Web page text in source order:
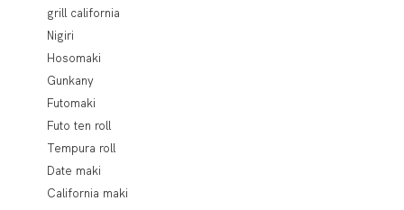
grill california
Nigiri
Hosomaki
Gunkany
Futomaki
Futo ten roll
Tempura roll
Date maki
California maki